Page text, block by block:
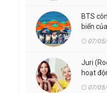
BTS
biển
07/
Juri
hoạt
07/